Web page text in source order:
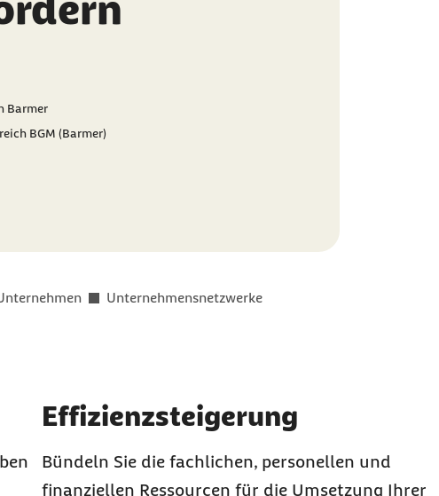
Barmer
BGM (Barmer)
Unternehmensnetzwerke
Element 3 von 3
Effizienzsteigerung
Bündeln Sie die fachlichen, personellen und
finanziellen Ressourcen für die Umsetzung Ihrer